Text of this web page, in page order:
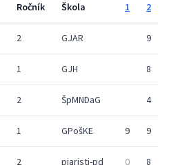
Ročník Škola 1 2
2 GJAR 9
1 GJH 8
2 ŠpMNDaG 4
1 GPošKE 9 9
2 piaristi-pd 0 8